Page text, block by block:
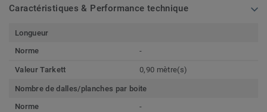
Caractéristiques & Performance technique
Longueur
Norme
-
Valeur Tarkett 0,90 mètre(s)
Nombre de dalles/planches par boite
Norme
-